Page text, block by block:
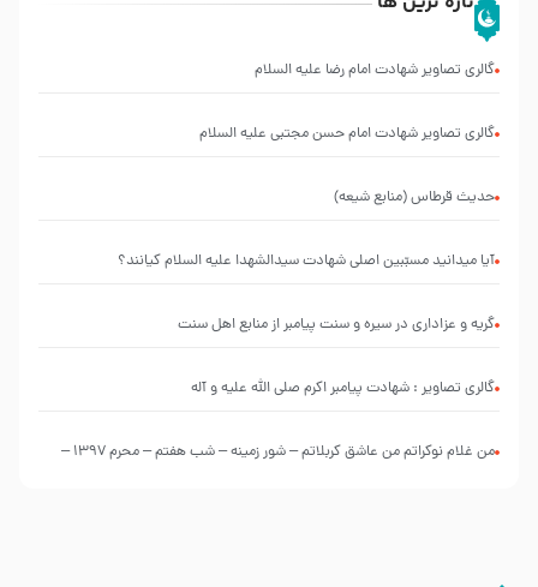
گالری تصاویر شهادت امام رضا علیه السلام
گالری تصاویر شهادت امام حسن مجتبی علیه السلام
حدیث قرطاس (منابع شیعه)
آیا میدانید مسبّبین اصلی شهادت سیدالشهدا علیه ‌السلام کیانند؟
گریه و عزاداری در سیره و سنت پیامبر از منابع اهل سنت
گالری تصاویر : شهادت پیامبر اکرم صلی الله علیه و آله
من غلام نوکراتم من عاشق کربلاتم – شور زمینه – شب هفتم – محرم 1397 –